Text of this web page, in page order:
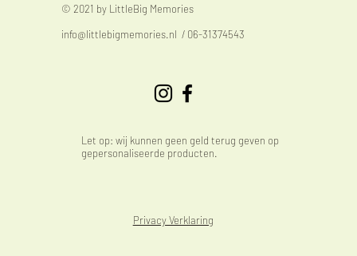
© 2021 by LittleBig Memories
info@littlebigmemories.nl / 06-31374543
Let op: wij kunnen geen geld terug geven op
gepersonaliseerde producten.
Privacy Verklaring